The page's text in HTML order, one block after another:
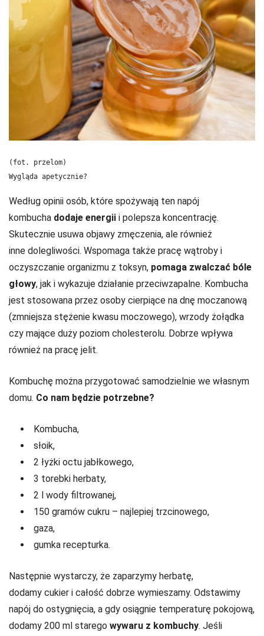
(fot. przelom)
Wygląda apetycznie?
Według opinii osób, które spożywają ten napój
kombucha dodaje energii i polepsza koncentrację.
Skutecznie usuwa objawy zmęczenia, ale również
inne dolegliwości. Wspomaga także pracę wątroby i
oczyszczanie organizmu z toksyn, pomaga zwalczać bóle
głowy, jak i wykazuje działanie przeciwzapalne. Kombucha
jest stosowana przez osoby cierpiące na dnę moczanową
(zmniejsza stężenie kwasu moczowego), wrzody żołądka
czy mające duży poziom cholesterolu. Dobrze wpływa
również na pracę jelit.
Kombuchę można przygotować samodzielnie we własnym
domu. Co nam będzie potrzebne?
Kombucha,
słoik,
2 łyżki octu jabłkowego,
3 torebki herbaty,
2 l wody filtrowanej,
150 gramów cukru – najlepiej trzcinowego,
gaza,
gumka recepturka.
Następnie wystarczy, że zaparzymy herbatę,
dodamy cukier i całość dobrze wymieszamy. Odstawimy
napój do ostygnięcia, a gdy osiągnie temperaturę pokojową,
dodamy 200 ml starego wywaru z kombuchy. Jeśli